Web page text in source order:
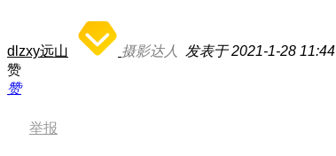
dlzxy远山 摄影达人 发表于 2021-1-28 11:44
赞
赞
举报